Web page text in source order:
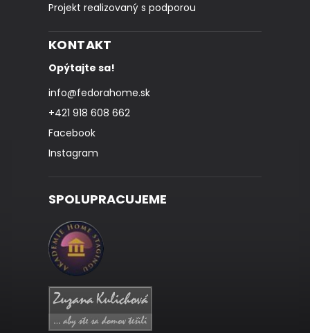
Projekt realizovaný s podporou
KONTAKT
Opýtajte sa!
info@fedorahome.sk
+421 918 608 662
Facebook
Instagram
SPOLUPRACUJEME